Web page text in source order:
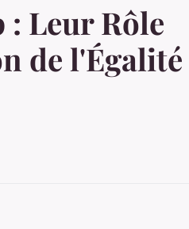
: Leur Rôle
de l'Égalité